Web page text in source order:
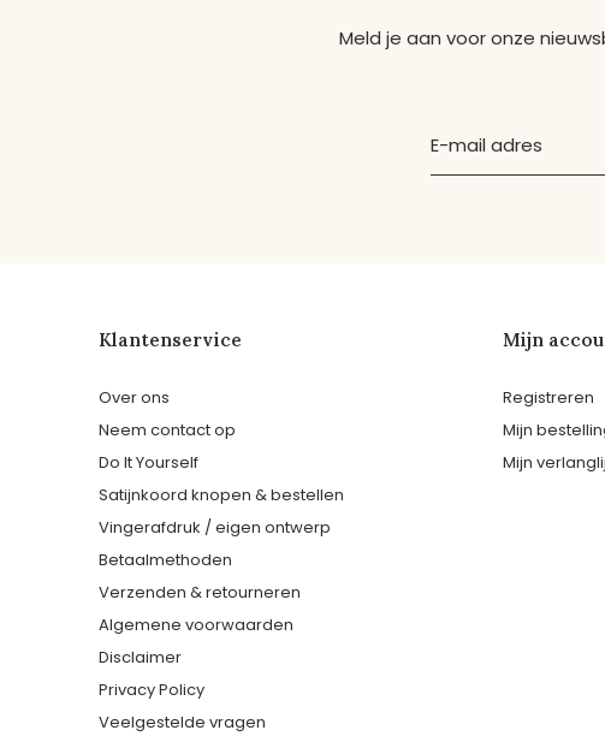
Meld je aan voor onze
Klantenservice
Over ons
Neem contact op
Do It Yourself
Satijnkoord knopen & bestellen
Vingerafdruk / eigen ontwerp
Betaalmethoden
Verzenden & retourneren
Algemene voorwaarden
Disclaimer
Privacy Policy
Veelgestelde vragen
Mijn
Registreren
Mijn
Mijn